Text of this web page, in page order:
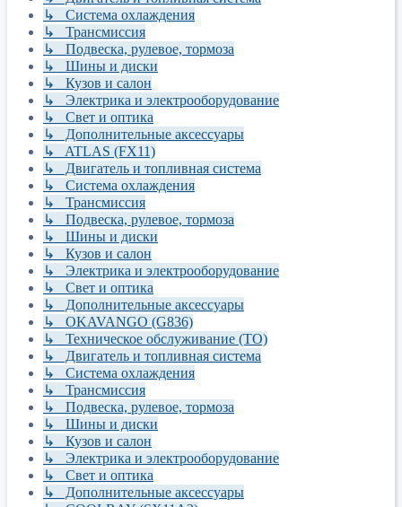
↳ Система охлаждения
↳ Трансмиссия
↳ Подвеска, рулевое, тормоза
↳ Шины и диски
↳ Кузов и салон
↳ Электрика и электрооборудование
↳ Свет и оптика
↳ Дополнительные аксессуары
↳ ATLAS (FX11)
↳ Двигатель и топливная система
↳ Система охлаждения
↳ Трансмиссия
↳ Подвеска, рулевое, тормоза
↳ Шины и диски
↳ Кузов и салон
↳ Электрика и электрооборудование
↳ Свет и оптика
↳ Дополнительные аксессуары
↳ OKAVANGO (G836)
↳ Техническое обслуживание (ТО)
↳ Двигатель и топливная система
↳ Система охлаждения
↳ Трансмиссия
↳ Подвеска, рулевое, тормоза
↳ Шины и диски
↳ Кузов и салон
↳ Электрика и электрооборудование
↳ Свет и оптика
↳ Дополнительные аксессуары